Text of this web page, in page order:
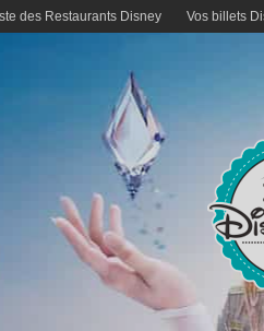
des Restaurants Disney Vos billets